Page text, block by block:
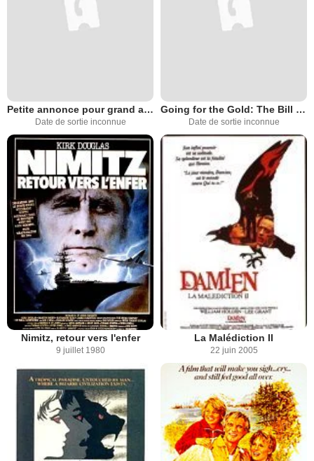
Petite annonce pour grand amour
Date de sortie inconnue
Going for the Gold: The Bill Johnson Story
Date de sortie inconnue
Nimitz, retour vers l'enfer
9 juillet 1980
La Malédiction II
22 juin 2005